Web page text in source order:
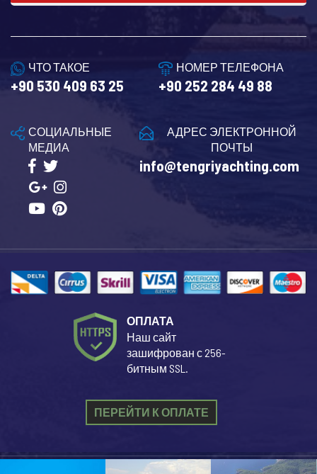
ЧТО ТАКОЕ
+90 530 409 63 25
НОМЕР ТЕЛЕФОНА
+90 252 284 49 88
АДРЕС ЭЛЕКТРОННОЙ
ПОЧТЫ
info@tengriyachting.com
СОЦИАЛЬНЫЕ
МЕДИА
ОПЛАТА
Наш сайт
зашифрован с 256-
битным SSL.
ПЕРЕЙТИ К ОПЛАТЕ